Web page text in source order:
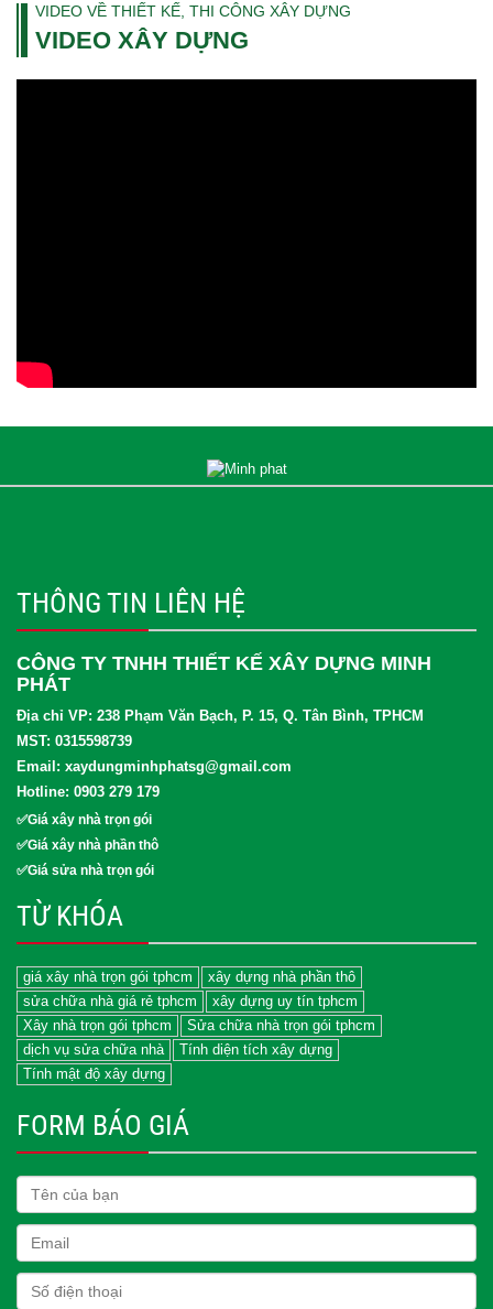
VIDEO VỀ THIẾT KẾ, THI CÔNG XÂY DỰNG
VIDEO XÂY DỰNG
THÔNG TIN LIÊN HỆ
CÔNG TY TNHH THIẾT KẾ XÂY DỰNG MINH
PHÁT
Địa chỉ VP: 238 Phạm Văn Bạch, P. 15, Q. Tân Bình, TPHCM
MST: 0315598739
Email: xaydungminhphatsg@gmail.com
Hotline: 0903 279 179
✅Giá xây nhà trọn gói
✅Giá xây nhà phần thô
✅Giá sửa nhà trọn gói
TỪ KHÓA
giá xây nhà trọn gói tphcm
xây dựng nhà phần thô
sửa chữa nhà giá rẻ tphcm
xây dựng uy tín tphcm
Xây nhà trọn gói tphcm
Sửa chữa nhà trọn gói tphcm
dịch vụ sửa chữa nhà
Tính diện tích xây dựng
Tính mật độ xây dựng
FORM BÁO GIÁ